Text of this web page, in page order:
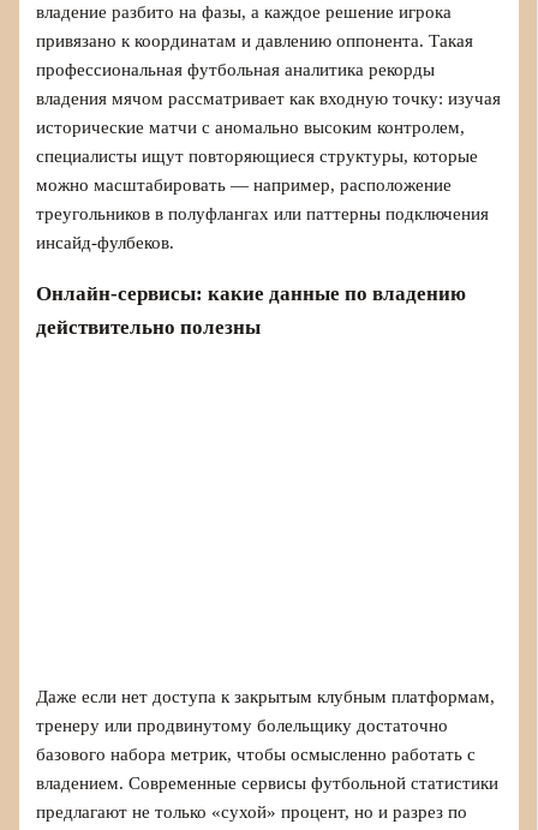
владение разбито на фазы, а каждое решение игрока
привязано к координатам и давлению оппонента. Такая
профессиональная футбольная аналитика рекорды
владения мячом рассматривает как входную точку: изучая
исторические матчи с аномально высоким контролем,
специалисты ищут повторяющиеся структуры, которые
можно масштабировать — например, расположение
треугольников в полуфлангах или паттерны подключения
инсайд-фулбеков.
Онлайн-сервисы: какие данные по владению
действительно полезны
Даже если нет доступа к закрытым клубным платформам,
тренеру или продвинутому болельщику достаточно
базового набора метрик, чтобы осмысленно работать с
владением. Современные сервисы футбольной статистики
предлагают не только «сухой» процент, но и разрез по